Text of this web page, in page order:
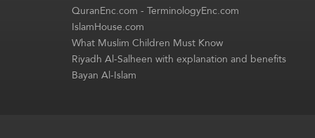
QuranEnc.com-TerminologyEnc.com
IslamHouse.com
What Muslim Children Must Know
Riyadh Al-Salheen with explanation and benefits
Bayan Al-Islam